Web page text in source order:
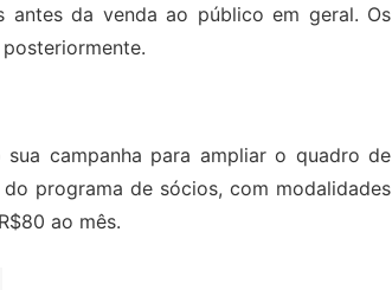
da venda ao público em geral. Os
campanha para ampliar o quadro de
do programa de sócios, com modalidades
ao mês.